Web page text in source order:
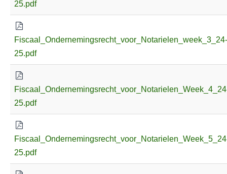
25.pdf
Fiscaal_Ondernemingsrecht_voor_Notarielen_week_3_24-
25.pdf
25.pdf
25.pdf